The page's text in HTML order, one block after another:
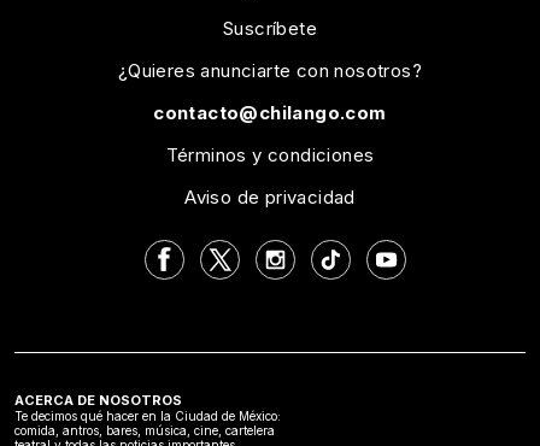
Suscríbete
¿Quieres anunciarte con nosotros?
contacto@chilango.com
Términos y condiciones
Aviso de privacidad
ACERCA DE NOSOTROS
Te decimos qué hacer en la Ciudad de México:
comida, antros, bares, música, cine, cartelera